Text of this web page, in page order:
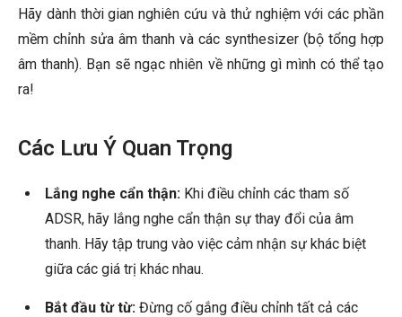
Hãy dành thời gian nghiên cứu và thử nghiệm với các phần
mềm chỉnh sửa âm thanh và các synthesizer (bộ tổng hợp
âm thanh). Bạn sẽ ngạc nhiên về những gì mình có thể tạo
ra!
Các Lưu Ý Quan Trọng
Lắng nghe cẩn thận: Khi điều chỉnh các tham số
ADSR, hãy lắng nghe cẩn thận sự thay đổi của âm
thanh. Hãy tập trung vào việc cảm nhận sự khác biệt
giữa các giá trị khác nhau.
Bắt đầu từ từ: Đừng cố gắng điều chỉnh tất cả các